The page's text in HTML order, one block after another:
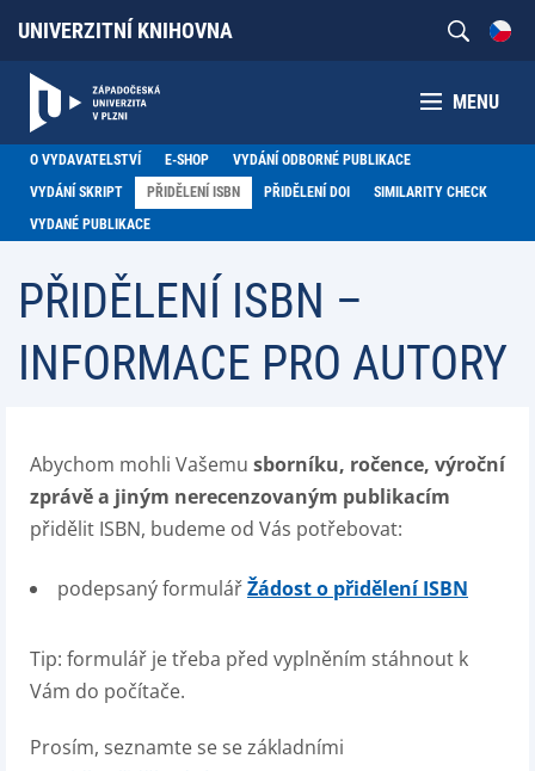
UNIVERZITNÍ KNIHOVNA
MENU
O VYDAVATELSTVÍ E-SHOP
VYDÁNÍ ODBORNÉ PUBLIKACE
VYDÁNÍ SKRIPT
PŘIDĚLENÍ ISBN PŘIDĚLENÍ DOI
SIMILARITY CHECK
VYDANÉ PUBLIKACE
PŘIDĚLENÍ ISBN –
INFORMACE PRO AUTORY
Abychom mohli Vašemu sborníku, ročence, výroční
zprávě a jiným nerecenzovaným publikacím
přidělit ISBN, budeme od Vás potřebovat:
podepsaný formulářŽádost o přidělení ISBN
Tip: formulář je třeba před vyplněním stáhnout k
Vám do počítače.
Prosím, seznamte se se základními